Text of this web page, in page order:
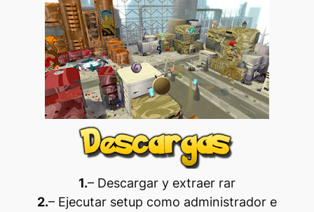
1.– Descargar y extraer rar
2.– Ejecutar setup como administrador e